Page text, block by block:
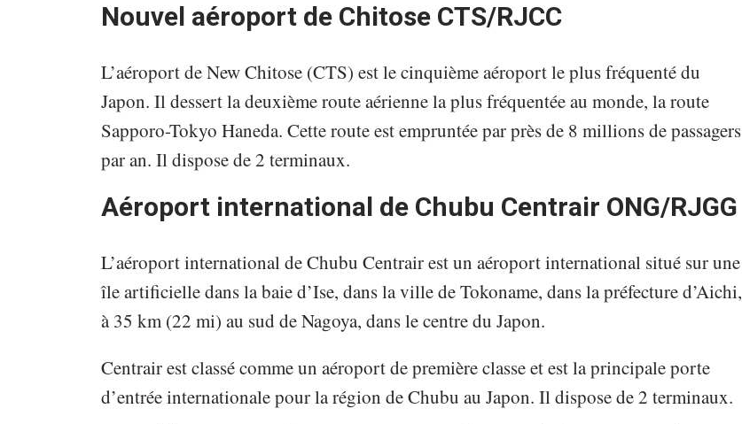
Nouvel aéroport de Chitose CTS/RJCC
L’aéroport de New Chitose (CTS) est le cinquième aéroport le plus fréquenté du
Japon. Il dessert la deuxième route aérienne la plus fréquentée au monde, la route
Sapporo-Tokyo Haneda. Cette route est empruntée par près de 8 millions de passagers
par an. Il dispose de 2 terminaux.
Aéroport international de Chubu Centrair ONG/RJGG
L’aéroport international de Chubu Centrair est un aéroport international situé sur une
île artificielle dans la baie d’Ise, dans la ville de Tokoname, dans la préfecture d’Aichi,
à 35 km (22 mi) au sud de Nagoya, dans le centre du Japon.
Centrair est classé comme un aéroport de première classe et est la principale porte
d’entrée internationale pour la région de Chubu au Japon. Il dispose de 2 terminaux.